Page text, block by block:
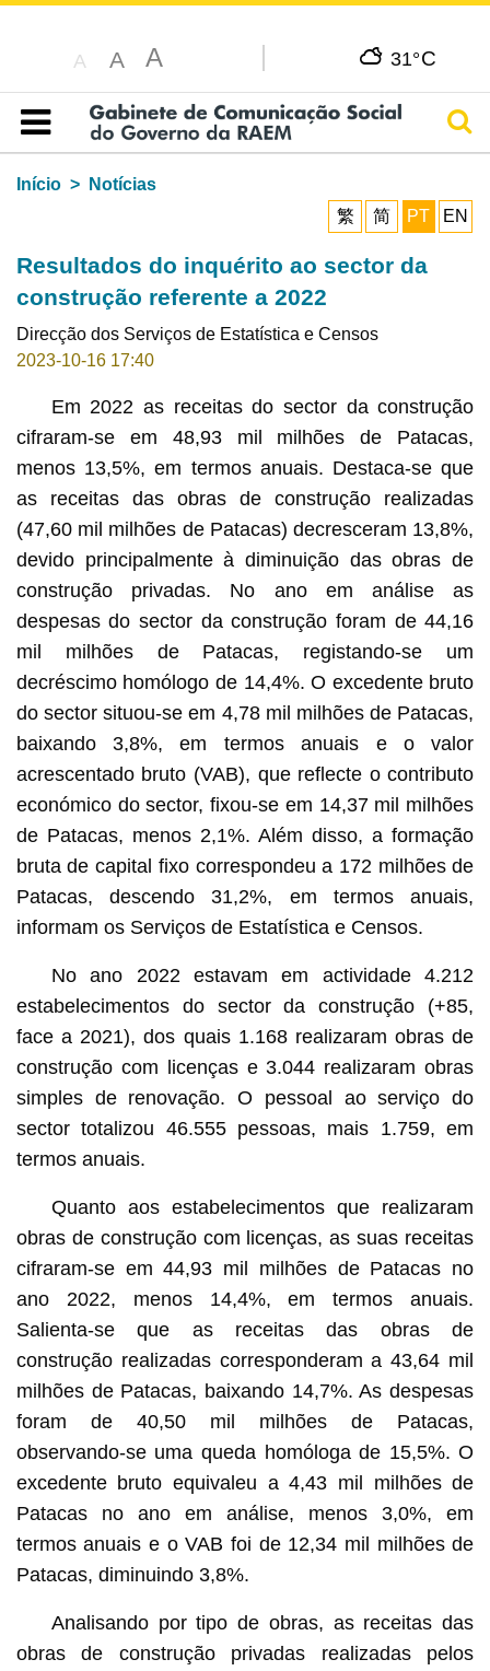
A A A 31°C
Índice
Início
Notícias
繁
简 PT EN
Resultados do inquérito ao sector da
construção referente a 2022
Direcção dos Serviços de Estatística e Censos
2023-10-16 17:40
Em 2022 as receitas do sector da construção
cifraram-se em 48,93 mil milhões de Patacas,
menos 13,5%, em termos anuais. Destaca-se que
as receitas das obras de construção realizadas
(47,60 mil milhões de Patacas) decresceram 13,8%,
devido principalmente à diminuição das obras de
construção privadas. No ano em análise as
despesas do sector da construção foram de 44,16
mil milhões de Patacas, registando-se um
decréscimo homólogo de 14,4%. O excedente bruto
do sector situou-se em 4,78 mil milhões de Patacas,
baixando 3,8%, em termos anuais e o valor
acrescentado bruto (VAB), que reflecte o contributo
económico do sector, fixou-se em 14,37 mil milhões
de Patacas, menos 2,1%. Além disso, a formação
bruta de capital fixo correspondeu a 172 milhões de
Patacas, descendo 31,2%, em termos anuais,
informam os Serviços de Estatística e Censos.
No ano 2022 estavam em actividade 4.212
estabelecimentos do sector da construção (+85,
face a 2021), dos quais 1.168 realizaram obras de
construção com licenças e 3.044 realizaram obras
simples de renovação. O pessoal ao serviço do
sector totalizou 46.555 pessoas, mais 1.759, em
termos anuais.
Quanto aos estabelecimentos que realizaram
obras de construção com licenças, as suas receitas
cifraram-se em 44,93 mil milhões de Patacas no
ano 2022, menos 14,4%, em termos anuais.
Salienta-se que as receitas das obras de
construção realizadas corresponderam a 43,64 mil
milhões de Patacas, baixando 14,7%. As despesas
foram de 40,50 mil milhões de Patacas,
observando-se uma queda homóloga de 15,5%. O
excedente bruto equivaleu a 4,43 mil milhões de
Patacas no ano em análise, menos 3,0%, em
termos anuais e o VAB foi de 12,34 mil milhões de
Patacas, diminuindo 3,8%.
Analisando por tipo de obras, as receitas das
obras de construção privadas realizadas pelos